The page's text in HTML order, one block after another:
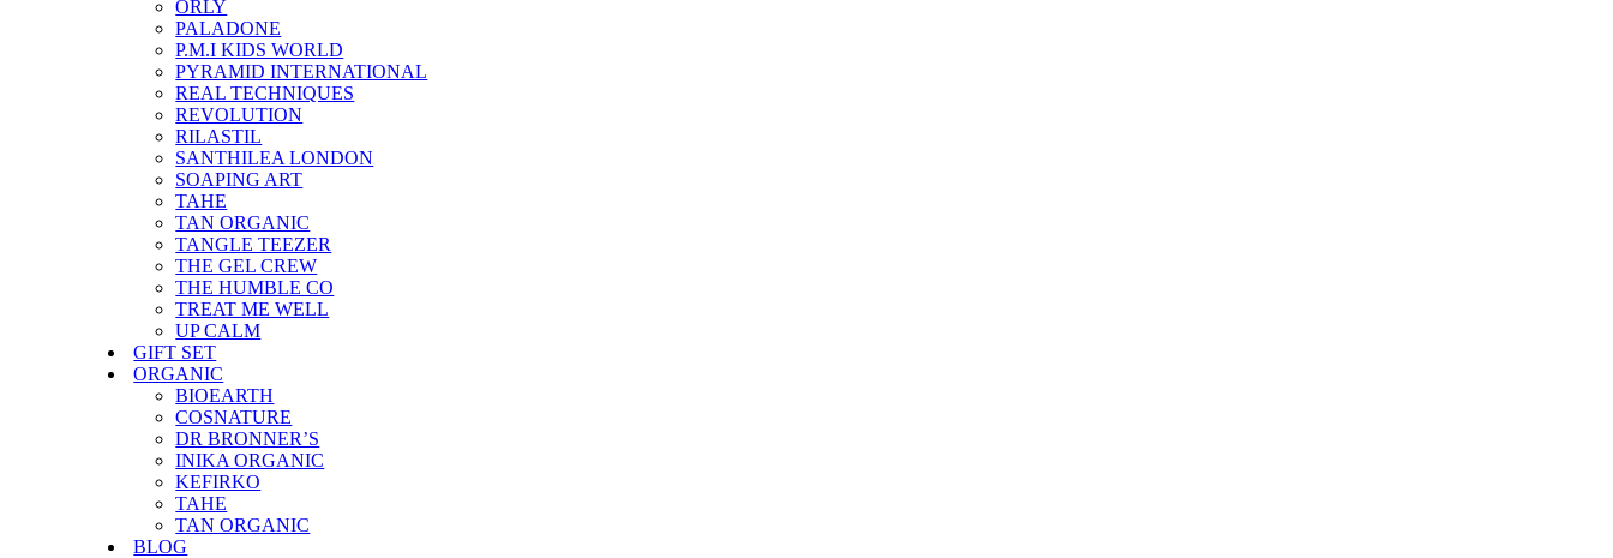
ORLY
PALADONE
P.M.I KIDS WORLD
PYRAMID INTERNATIONAL
REAL TECHNIQUES
REVOLUTION
RILASTIL
SANTHILEA LONDON
SOAPING ART
TAHE
TAN ORGANIC
TANGLE TEEZER
THE GEL CREW
THE HUMBLE CO
TREAT ME WELL
UP CALM
GIFT SET
ORGANIC
BIOEARTH
COSNATURE
DR BRONNER’S
INIKA ORGANIC
KEFIRKO
TAHE
TAN ORGANIC
BLOG